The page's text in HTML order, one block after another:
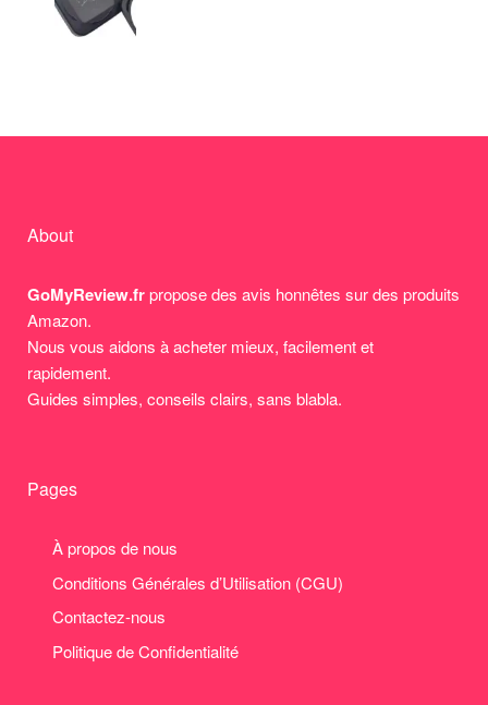
About
GoMyReview.frpropose des avis honnêtes sur des produits
Amazon.
Nous vous aidons à acheter mieux, facilement et
rapidement.
Guides simples, conseils clairs, sans blabla.
Pages
À propos de nous
Conditions Générales d’Utilisation (CGU)
Contactez-nous
Politique de Confidentialité